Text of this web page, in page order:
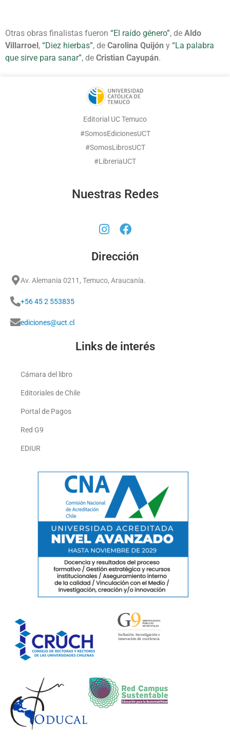
Otras obras finalistas fueron “El raído género”, de Aldo
Villarroel, “Diez hierbas”, de Carolina Quijón y “La palabra
que sirve para sanar”, de Cristian Cayupán.
Editorial UC Temuco
#SomosEdicionesUCT
#SomosLibrosUCT
#LibreriaUCT
Nuestras Redes
Dirección
Av. Alemania 0211, Temuco, Araucanía.
+56 45 2 553835
ediciones@uct.cl
Links de interés
Cámara del libro
Editoriales de Chile
Portal de Pagos
Red G9
EDIUR